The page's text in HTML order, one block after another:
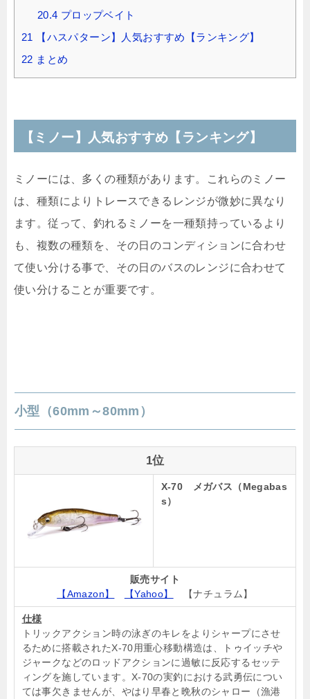
20.4 プロップベイト
21
【ハスパターン】人気おすすめ【ランキング】
22 まとめ
【ミノー】人気おすすめ【ランキング】
ミノーには、多くの種類があります。これらのミノー
は、種類によりトレースできるレンジが微妙に異なり
ます。従って、釣れるミノーを一種類持っているより
も、複数の種類を、その日のコンディションに合わせ
て使い分ける事で、その日のバスのレンジに合わせて
使い分けることが重要です。
小型（60mm～80mm）
1位
X-70 メガバス（Megabas
s）
販売サイト
【Amazon】
【Yahoo】 【ナチュラム】
仕様
トリックアクション時の泳ぎのキレをよりシャープにさせ
るために搭載されたX-70用重心移動構造は、トゥイッチや
ジャークなどのロッドアクションに過敏に反応するセッテ
ィングを施しています。X-70の実釣における武勇伝につい
ては事欠きませんが、やはり早春と晩秋のシャロー（漁港